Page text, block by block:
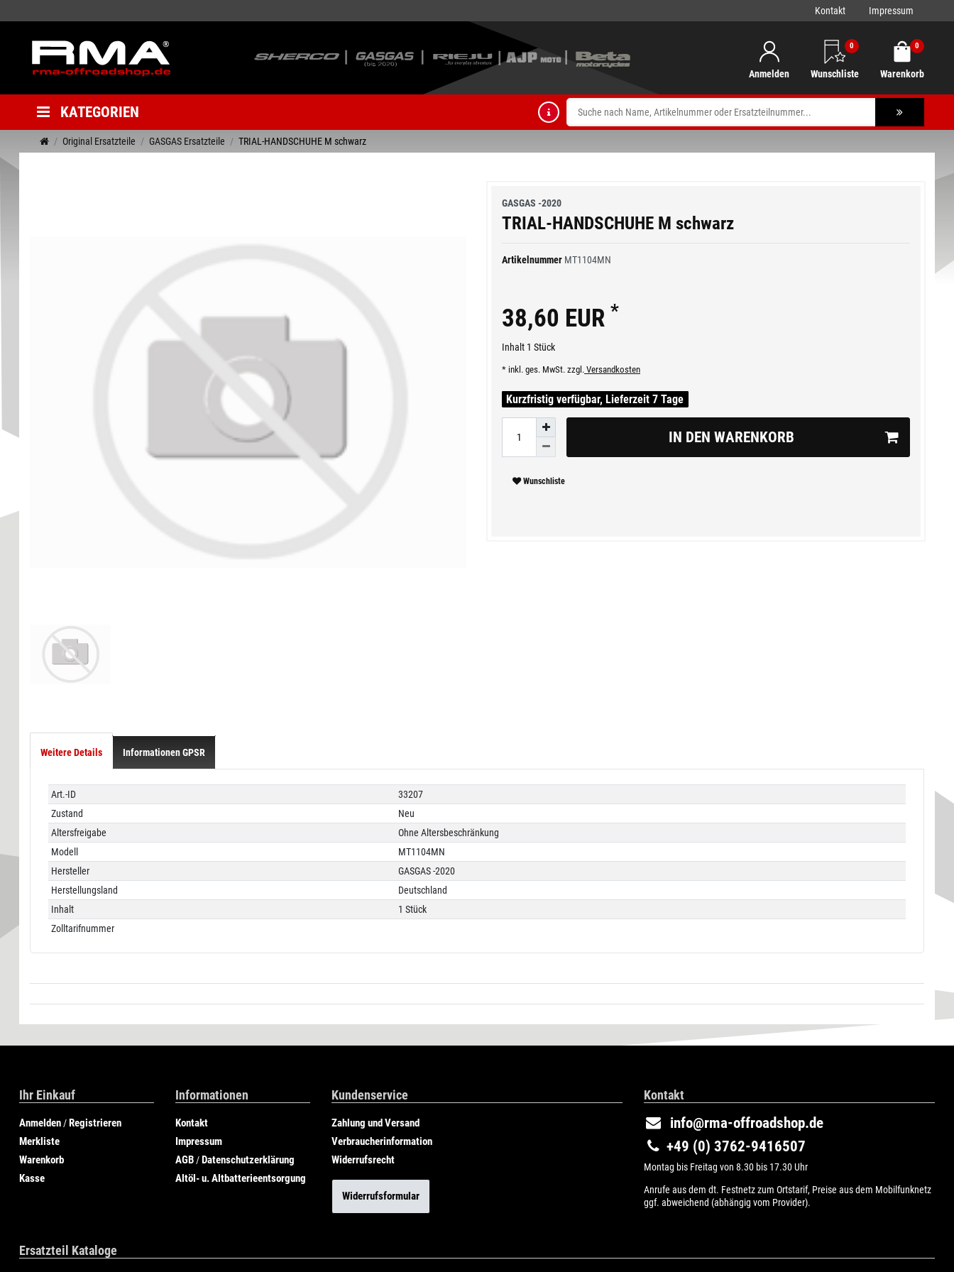
Kontakt Impressum
Anmelden
0
Wunschliste
0
Warenkorb
KATEGORIEN
Original Ersatzteile GASGAS Ersatzteile TRIAL-HANDSCHUHE M schwarz
GASGAS -2020
TRIAL-HANDSCHUHE M schwarz
Artikelnummer MT1104MN
38,60 EUR *
Inhalt 1 Stück
* inkl. ges. MwSt. zzgl. Versandkosten
Kurzfristig verfügbar, Lieferzeit 7 Tage
IN DEN WARENKORB
Wunschliste
Weitere Details Informationen GPSR
Technisches
Merkmal
Wert
Art.-ID
33207
Zustand
Neu
Altersfreigabe
Ohne Altersbeschränkung
Modell
MT1104MN
Hersteller
GASGAS -2020
Herstellungsland
Deutschland
Inhalt
1 Stück
Zolltarifnummer
Ihr Einkauf
Anmelden /Registrieren
Merkliste
Warenkorb
Kasse
Informationen
Kontakt
Impressum
AGB /Datenschutzerklärung
Altöl- u. Altbatterieentsorgung
Kundenservice
Zahlung und Versand
Verbraucherinformation
Widerrufsrecht
Widerrufsformular
Kontakt
info@rma-offroadshop.de
+49 (0) 3762-9416507
Montag bis Freitag von 8.30 bis 17.30 Uhr
Anrufe aus dem dt. Festnetz zum Ortstarif, Preise aus dem Mobilfunknetz
ggf. abweichend (abhängig vom Provider).
Ersatzteil Kataloge